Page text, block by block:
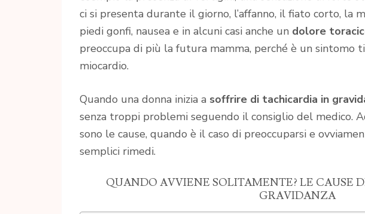
ci si presenta durante il giorno, l’affanno, il fiato corto, la
piedi gonfi, nausea e in alcuni casi anche un dolore
preoccupa di più la futura mamma, perché è un sintomo
miocardio.
Quando una donna inizia a soffrire di tachicardia in
senza troppi problemi seguendo il consiglio del medico.
sono le cause, quando è il caso di preoccuparsi e
semplici rimedi.
QUANDO AVVIENE SOLITAMENTE? LE CAUSE
GRAVIDANZA